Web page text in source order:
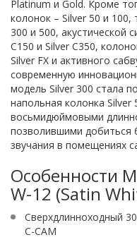
Platinum и Gold. Кроме
колонок – Silver 50 и 100,
300 и 500, акустической
C150 и Silver C350,
Silver FX и активного
современную
модель Silver 300 стала
напольная колонка
восьмидюймовыми
позволившими добиться
звучания в помещениях
Особенности
W-12 (Satin
Сверхдлинноходный
C-CAM